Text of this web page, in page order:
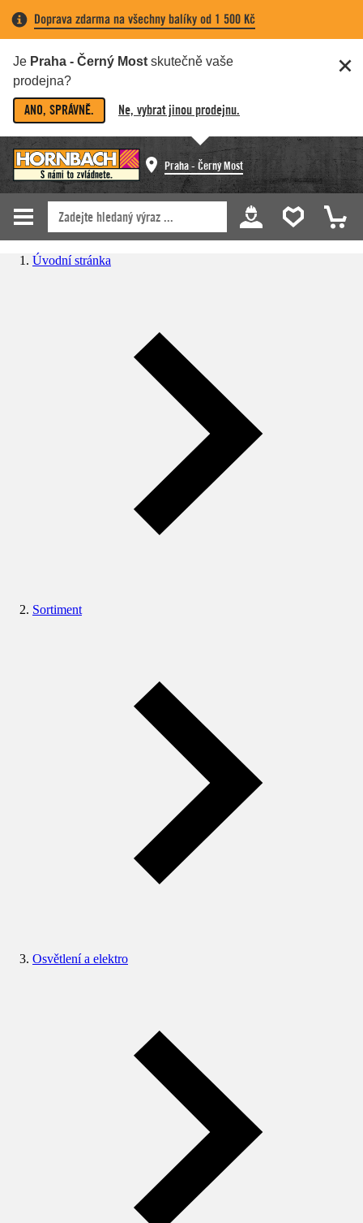
Doprava zdarma na všechny balíky od 1 500 Kč
Je Praha - Černý Most skutečně vaše
prodejna?
ANO, SPRÁVNĚ. Ne, vybrat jinou prodejnu.
Praha - Černý Most
Úvodní stránka
Sortiment
Osvětlení a elektro